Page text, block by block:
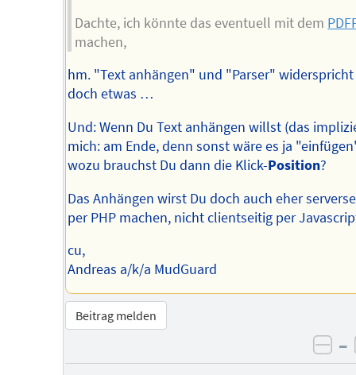
Dachte, ich könnte das eventuell mit dem
machen,
hm. "Text anhängen" und "Parser" widerspricht
doch etwas …
Und: Wenn Du Text anhängen willst (das
mich: am Ende, denn sonst wäre es ja
wozu brauchst Du dann die Klick-Position?
Das Anhängen wirst Du doch auch eher
per PHP machen, nicht clientseitig per
cu,
Andreas a/k/a MudGuard
Beitrag melden
–